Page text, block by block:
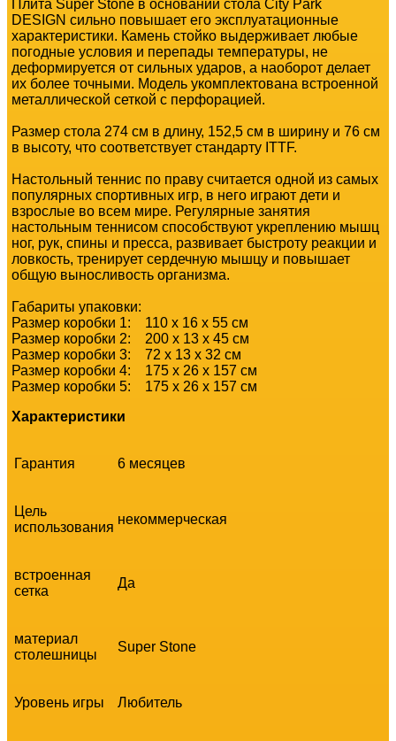
Плита Super Stone в основании стола City Park
DESIGN сильно повышает его эксплуатационные
характеристики. Камень стойко выдерживает любые
погодные условия и перепады температуры, не
деформируется от сильных ударов, а наоборот делает
их более точными. Модель укомплектована встроенной
металлической сеткой с перфорацией.
Размер стола 274 см в длину, 152,5 см в ширину и 76 см
в высоту, что соответствует стандарту ITTF.
Настольный теннис по праву считается одной из самых
популярных спортивных игр, в него играют дети и
взрослые во всем мире. Регулярные занятия
настольным теннисом способствуют укреплению мышц
ног, рук, спины и пресса, развивает быстроту реакции и
ловкость, тренирует сердечную мышцу и повышает
общую выносливость организма.
Габариты упаковки:
Размер коробки 1: 110 x 16 x 55 см
Размер коробки 2: 200 x 13 x 45 см
Размер коробки 3: 72 x 13 x 32 см
Размер коробки 4: 175 x 26 x 157 см
Размер коробки 5: 175 x 26 x 157 см
Характеристики
Гарантия 6 месяцев
Цель
использования
некоммерческая
встроенная
сетка
Да
материал
столешницы
Super Stone
Уровень игры Любитель